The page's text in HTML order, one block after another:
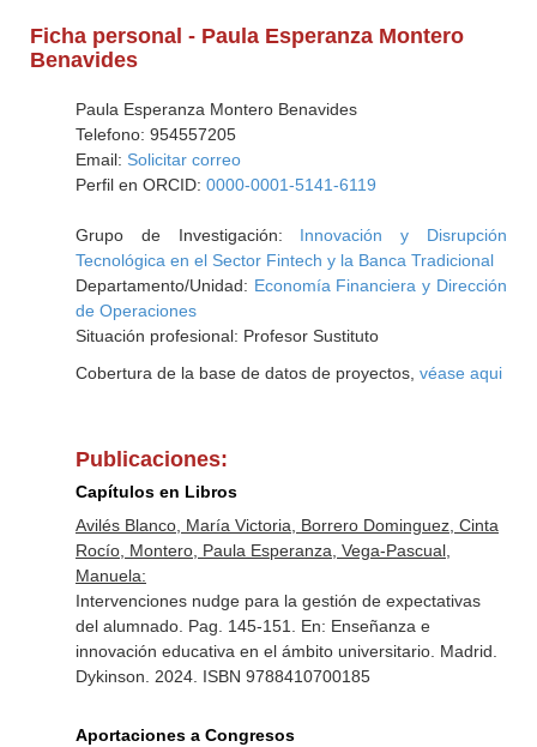
Ficha personal - Paula Esperanza Montero
Benavides
Paula Esperanza Montero Benavides
Telefono: 954557205
Email: Solicitar correo
Perfil en ORCID: 0000-0001-5141-6119
Grupo de Investigación: Innovación y Disrupción
Tecnológica en el Sector Fintech y la Banca Tradicional
Departamento/Unidad: Economía Financiera y Dirección
de Operaciones
Situación profesional: Profesor Sustituto
Cobertura de la base de datos de proyectos, véase aqui
Publicaciones:
Capítulos en Libros
Avilés Blanco, María Victoria, Borrero Dominguez, Cinta
Rocío, Montero, Paula Esperanza, Vega-Pascual,
Manuela:
Intervenciones nudge para la gestión de expectativas
del alumnado. Pag. 145-151. En: Enseñanza e
innovación educativa en el ámbito universitario. Madrid.
Dykinson. 2024. ISBN 9788410700185
Aportaciones a Congresos